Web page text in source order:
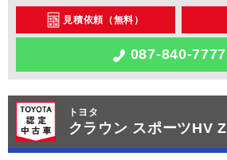
見積依頼（無料）
087-840-7777
トヨタ
クラウン スポーツHV Z